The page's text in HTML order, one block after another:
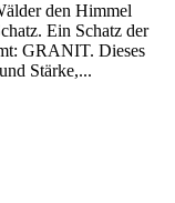
den Himmel
Ein Schatz der
GRANIT. Dieses
Stärke,...